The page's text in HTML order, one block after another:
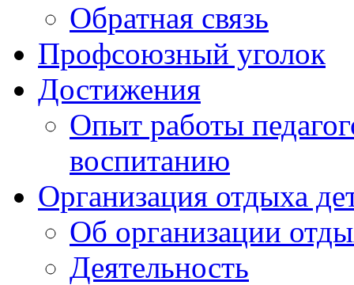
Обратная связь
Профсоюзный уголок
Достижения
Опыт работы
воспитанию
Организация отдыха
Об организации
Деятельность